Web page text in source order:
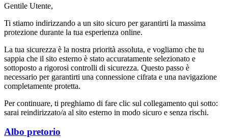
Gentile Utente,
Ti stiamo indirizzando a un sito sicuro per garantirti la massima
protezione durante la tua esperienza online.
La tua sicurezza è la nostra priorità assoluta, e vogliamo che tu
sappia che il sito esterno è stato accuratamente selezionato e
sottoposto a rigorosi controlli di sicurezza. Questo passo è
necessario per garantirti una connessione cifrata e una navigazione
completamente protetta.
Per continuare, ti preghiamo di fare clic sul collegamento qui sotto:
sarai reindirizzato/a al sito esterno in modo sicuro e senza rischi.
Albo pretorio